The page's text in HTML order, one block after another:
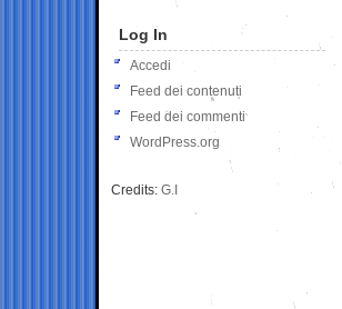
Log In
Accedi
Feed dei contenuti
Feed dei commenti
WordPress.org
Credits: G.I